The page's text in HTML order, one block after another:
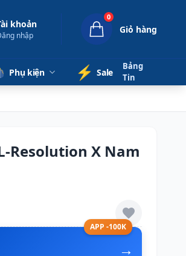
khoản
nhập
0
Giỏ hàng
Phụ kiện ⚡️ Sale
Bảng
Tin
Resolution X Nam
APP -100K
→